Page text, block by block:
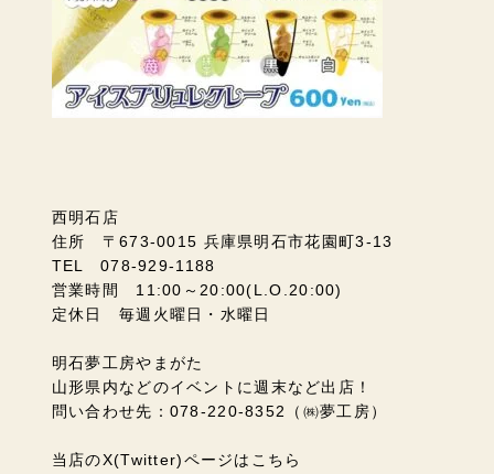
西明石店
住所 〒673-0015 兵庫県明石市花園町3-13
TEL 078-929-1188
営業時間 11:00～20:00(L.O.20:00)
定休日 毎週火曜日・水曜日
明石夢工房やまがた
山形県内などのイベントに週末など出店！
問い合わせ先：078-220-8352（㈱夢工房）
当店のX(Twitter)ページはこちら